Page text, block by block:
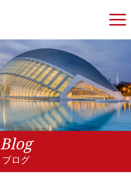
Blog
ブログ